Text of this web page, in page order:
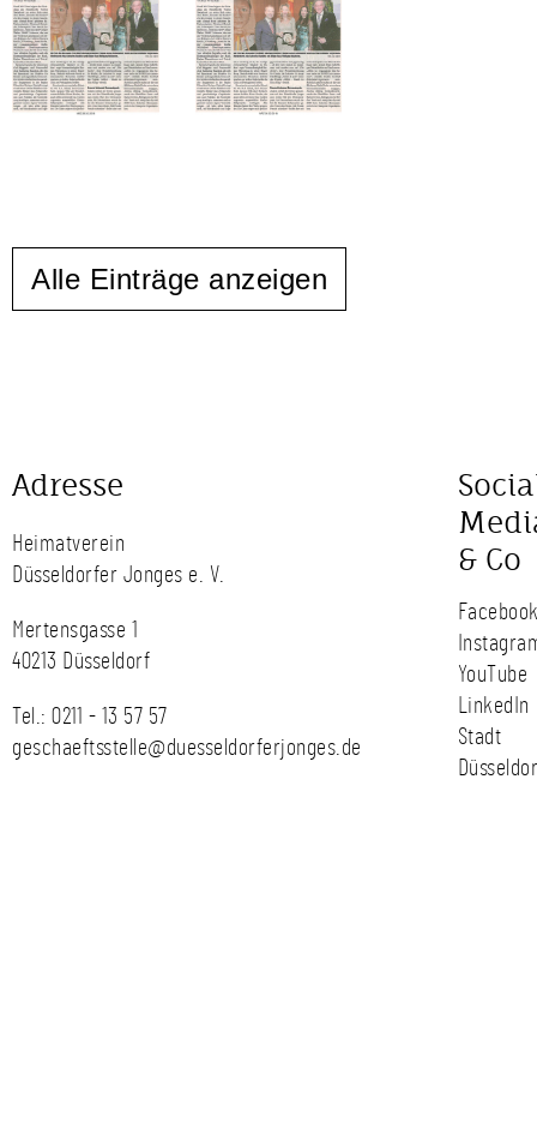
Alle Einträge anzeigen
Adresse
Heimatverein
Düsseldorfer Jonges e. V.
Mertensgasse 1
40213 Düsseldorf
Tel.: 0211 - 13 57 57
geschaeftsstelle@duesseldorferjonges.de
& Co
YouTube
LinkedIn
Stadt